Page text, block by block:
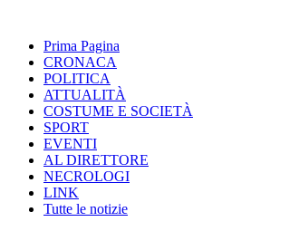
Prima Pagina
CRONACA
POLITICA
ATTUALITÀ
COSTUME E SOCIETÀ
SPORT
EVENTI
AL DIRETTORE
NECROLOGI
LINK
Tutte le notizie